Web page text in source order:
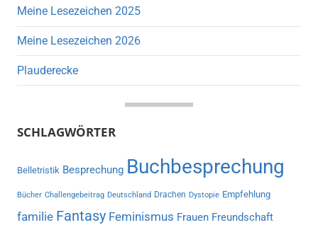
Meine Lesezeichen 2025
Meine Lesezeichen 2026
Plauderecke
SCHLAGWÖRTER
Belletristik Besprechung Buchbesprechung
Bücher Challengebeitrag Deutschland Drachen Dystopie Empfehlung
familie Fantasy Feminismus Frauen Freundschaft